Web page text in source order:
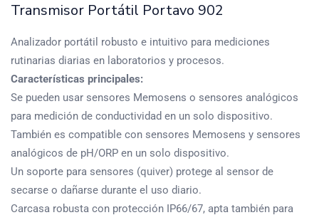
Transmisor Portátil Portavo 902
Analizador portátil robusto e intuitivo para mediciones
rutinarias diarias en laboratorios y procesos.
Características principales:
Se pueden usar sensores Memosens o sensores analógicos
para medición de conductividad en un solo dispositivo.
También es compatible con sensores Memosens y sensores
analógicos de pH/ORP en un solo dispositivo.
Un soporte para sensores (quiver) protege al sensor de
secarse o dañarse durante el uso diario.
Carcasa robusta con protección IP66/67, apta también para